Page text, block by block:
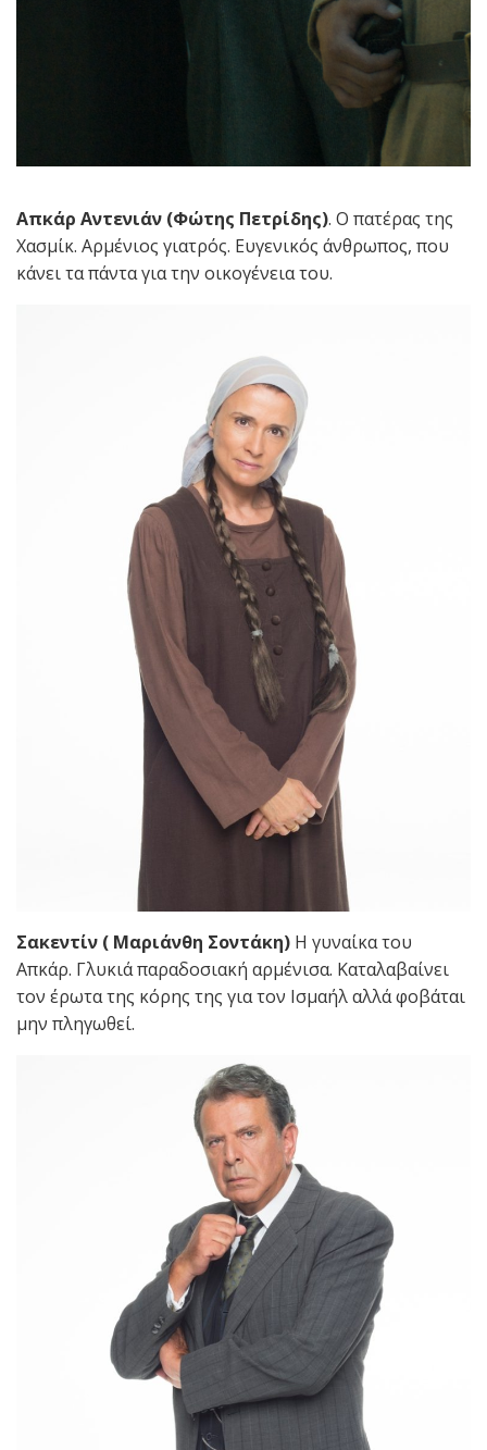
Απκάρ Αντενιάν (Φώτης Πετρίδης). Ο πατέρας της
Χασμίκ. Αρμένιος γιατρός. Ευγενικός άνθρωπος, που
κάνει τα πάντα για την οικογένεια του.
Σακεντίν ( Μαριάνθη Σοντάκη) Η γυναίκα του
Απκάρ. Γλυκιά παραδοσιακή αρμένισα. Καταλαβαίνει
τον έρωτα της κόρης της για τον Ισμαήλ αλλά φοβάται
μην πληγωθεί.